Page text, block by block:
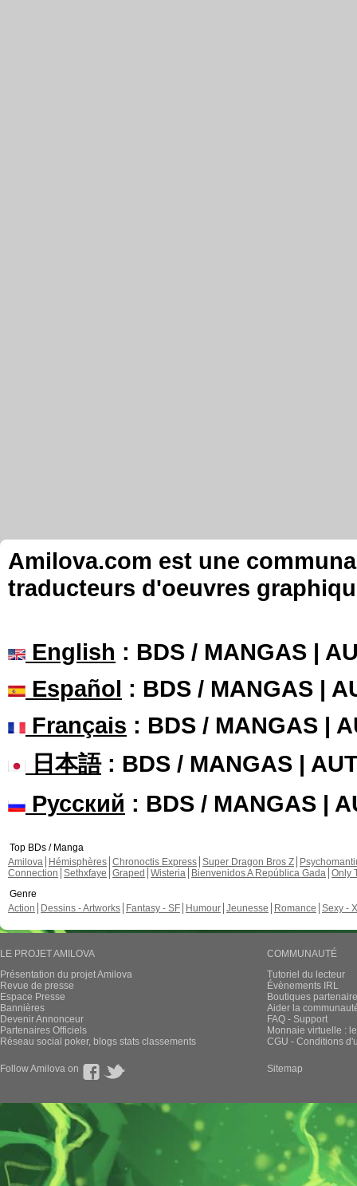
Amilova.com est une
traducteurs d'oeuvres
English : BDS / MANGAS |
Español : BDS / MANGAS |
Français : BDS / MANGAS |
日本語: BDS / MANGAS |
Русский : BDS / MANGAS |
Top BDs / Manga
Amilova
Hémisphères Chronoctis Express Super Dragon Bros Z
Connection Sethxfaye Graped Wisteria Bienvenidos A República Gada Only
Genre
Action
Dessins - Artworks Fantasy - SF Humour Jeunesse Romance Sexy -
LE PROJET AMILOVA
Présentation du projet Amilova
Revue de presse
Espace Presse
Bannières
Devenir Annonceur
Partenaires Officiels
Réseau social poker, blogs stats classements
COMMUNAUTÉ
Tutoriel du lecteur
Évènements IRL
Boutiques
Aider la
FAQ - Support
Monnaie virtuelle :
CGU - Conditions
Follow Amilova on Sitemap